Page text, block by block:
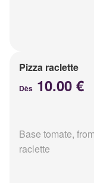
Pizza raclette
Dès 10.00 €
Base tomate,
raclette